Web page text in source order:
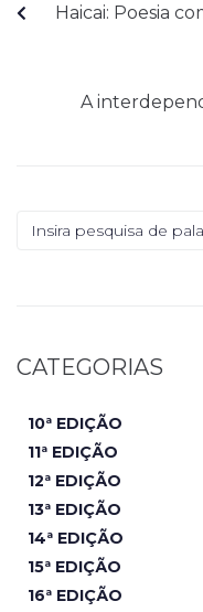
Haicai: Poesia
A
CATEGORIAS
10ª EDIÇÃO
11ª EDIÇÃO
12ª EDIÇÃO
13ª EDIÇÃO
14ª EDIÇÃO
15ª EDIÇÃO
16ª EDIÇÃO